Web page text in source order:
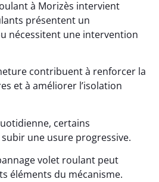
à Morizès intervient
présentent un
nécessitent une intervention
contribuent à renforcer la
et à améliorer l’isolation
certains
une usure progressive.
volet roulant peut
éléments du mécanisme.